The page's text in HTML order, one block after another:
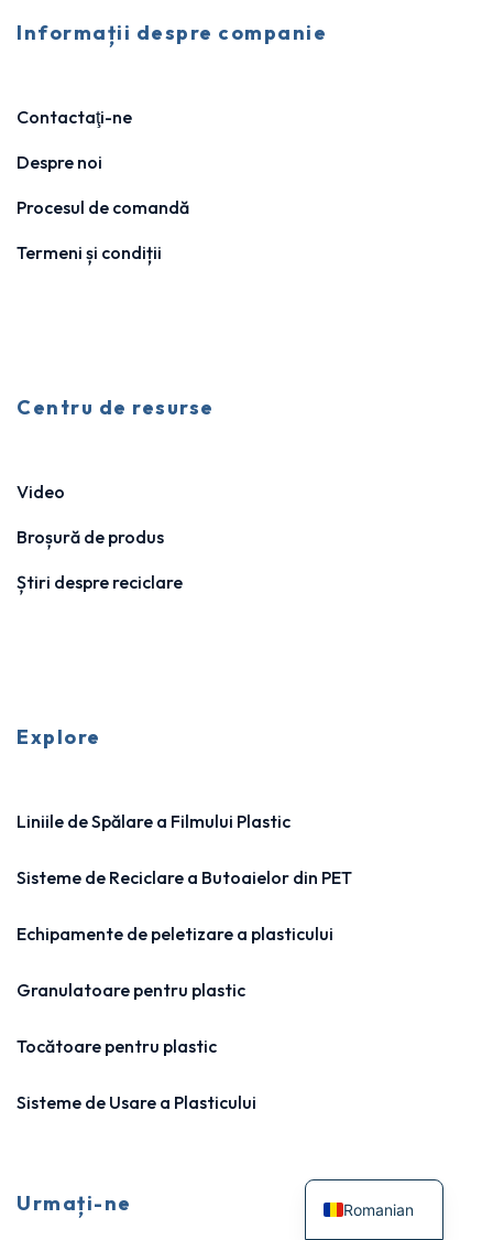
Informații despre companie
Contactaţi-ne
Despre noi
Procesul de comandă
Termeni și condiții
Centru de resurse
Video
Broșură de produs
Știri despre reciclare
Explore
Liniile de Spălare a Filmului Plastic
Sisteme de Reciclare a Butoaielor din PET
Echipamente de peletizare a plasticului
Granulatoare pentru plastic
Tocătoare pentru plastic
Sisteme de Usare a Plasticului
Urmați-ne Romanian